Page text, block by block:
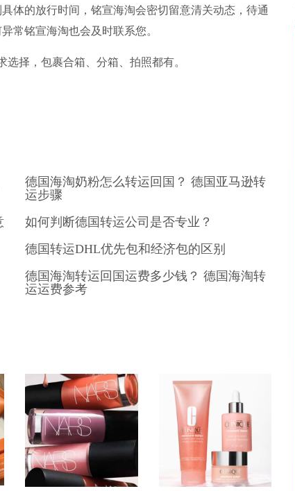
体的放行时间， 铭宣海淘会密切留意清关动态，待通
常铭宣海淘也会及时联系您。
择，包裹合箱、分箱、拍照都有。
德国海淘奶粉怎么转运回国？ 德国亚马逊转
运步骤
如何判断德国转运公司是否专业？
德国转运DHL优先包和经济包的区别
德国海淘转运回国运费多少钱？ 德国海淘转
运运费参考